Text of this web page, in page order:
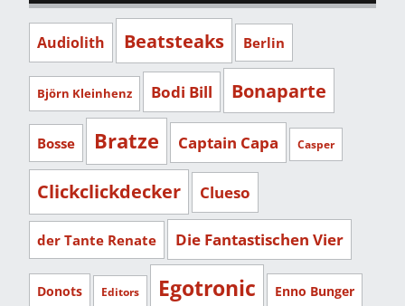
Audiolith Beatsteaks Berlin
Björn Kleinhenz Bodi Bill Bonaparte
Bosse Bratze Captain Capa Casper
Clickclickdecker Clueso
der Tante Renate Die Fantastischen Vier
Donots Editors Egotronic Enno Bunger